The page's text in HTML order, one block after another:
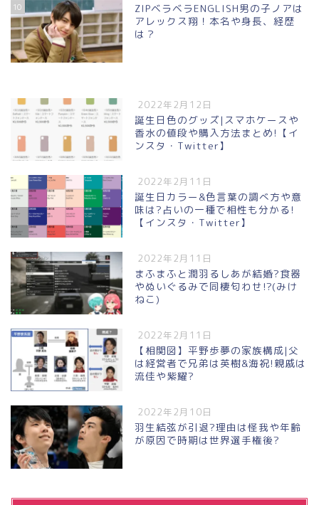
10
ZIPベラベラENGLISH男の子ノアは
アレックス翔！本名や身長、経歴
は？
2022年2月12日
誕生日色のグッズ|スマホケースや
香水の値段や購入方法まとめ!【イ
ンスタ・Twitter】
2022年2月11日
誕生日カラー&色言葉の調べ方や意
味は?占いの一種で相性も分かる!
【インスタ・Twitter】
2022年2月11日
まふまふと潤羽るしあが結婚?食器
やぬいぐるみで同棲匂わせ!?(みけ
ねこ)
2022年2月11日
【相関図】平野歩夢の家族構成|父
は経営者で兄弟は英樹&海祝!親戚は
流佳や紫耀?
2022年2月10日
羽生結弦が引退?理由は怪我や年齢
が原因で時期は世界選手権後?